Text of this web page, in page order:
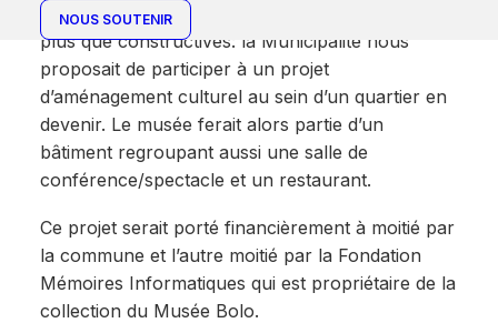
NOUS SOUTENIR
commune de Bussigny-sur-Lausanne ont été
plus que constructives: la Municipalité nous
proposait de participer à un projet
d’aménagement culturel au sein d’un quartier en
devenir. Le musée ferait alors partie d’un
bâtiment regroupant aussi une salle de
conférence/spectacle et un restaurant.
Ce projet serait porté financièrement à moitié par
la commune et l’autre moitié par la Fondation
Mémoires Informatiques qui est propriétaire de la
collection du Musée Bolo.